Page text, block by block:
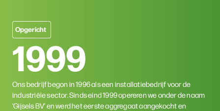
Opgericht
1999
Ons bedrijf begon in 1996 als een installatiebedrijf voor de
industriële sector. Sinds eind 1999 opereren we onder de naam
‘Gijsels BV’ en werd het eerste aggregaat aangekocht en